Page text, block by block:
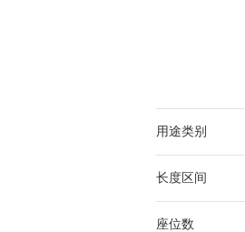
用途类别
长度区间
座位数